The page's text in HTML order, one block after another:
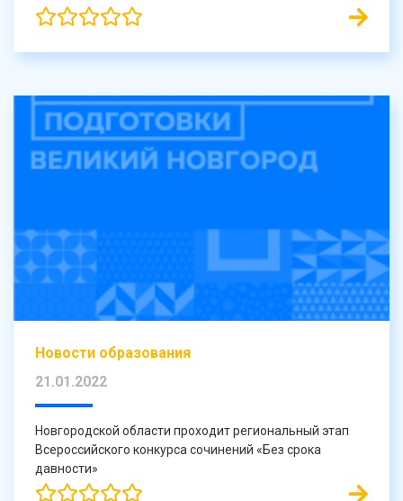
Новости образования
21.01.2022
Новгородской области проходит региональный этап
Всероссийского конкурса сочинений «Без срока
давности»